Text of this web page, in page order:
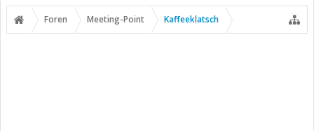
Foren Meeting-Point Kaffeeklatsch